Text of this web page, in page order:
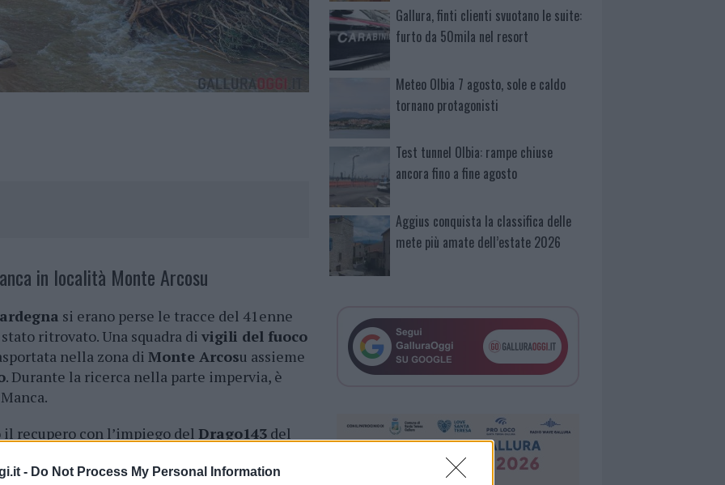
- Do Not Process My Personal Information
in località Monte Arcosu
si erano perse le tracce del 41enne
ritrovato. Una squadra di vigili del fuoco
nella zona di Monte Arcosu assieme
. Durante la ricerca nella parte impervia, è
recupero con l’impiego del Drago143 del
per riconsegnare il corpo ai familiari.
Prefettura di Cagliari”.
Gallura, finti clienti svuotano le suite:
furto da 50mila nel resort
Meteo Olbia 7 agosto, sole e caldo
tornano protagonisti
Test tunnel Olbia: rampe chiuse
ancora fino a fine agosto
Aggius conquista la classifica delle
mete più amate dell’estate 2026